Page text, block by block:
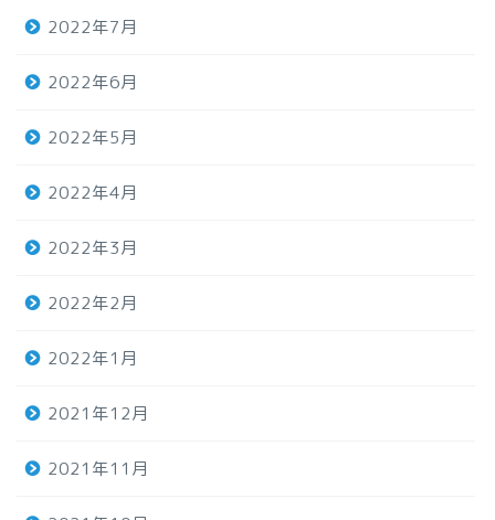
2022年7月
2022年6月
2022年5月
2022年4月
2022年3月
2022年2月
2022年1月
2021年12月
2021年11月